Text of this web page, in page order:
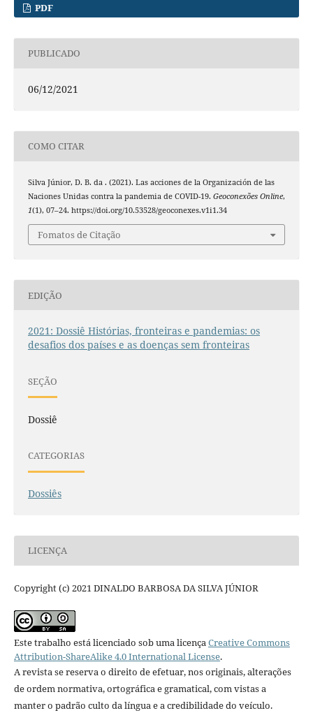
PDF
PUBLICADO
06/12/2021
COMO CITAR
Silva Júnior, D. B. da . (2021). Las acciones de la Organización de las
Naciones Unidas contra la pandemia de COVID-19. Geoconexões Online,
1(1), 07–24. https://doi.org/10.53528/geoconexes.v1i1.34
Fomatos de Citação
EDIÇÃO
2021: Dossiê Histórias, fronteiras e pandemias: os
desafios dos países e as doenças sem fronteiras
SEÇÃO
Dossiê
CATEGORIAS
Dossiês
LICENÇA
Copyright (c) 2021 DINALDO BARBOSA DA SILVA JÚNIOR
Este trabalho está licenciado sob uma licença Creative Commons
Attribution-ShareAlike 4.0 International License.
A revista se reserva o direito de efetuar, nos originais, alterações
de ordem normativa, ortográfica e gramatical, com vistas a
manter o padrão culto da língua e a credibilidade do veículo.